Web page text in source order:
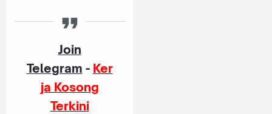
Join
Telegram - Ker
ja Kosong
Terkini